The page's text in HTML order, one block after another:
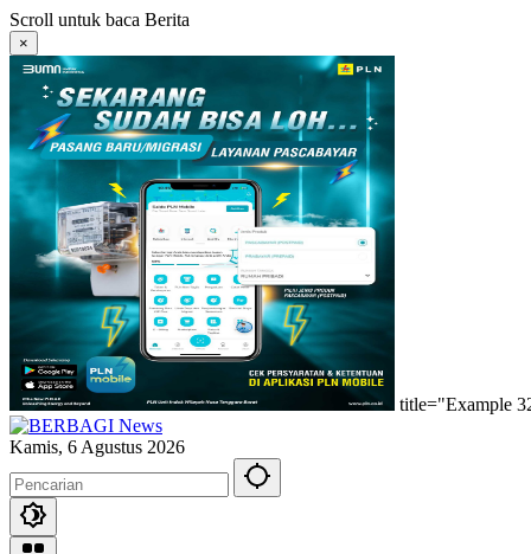
Langsung
ke
konten
Scroll untuk baca Berita
×
title="Example
Kamis, 6 Agustus 2026